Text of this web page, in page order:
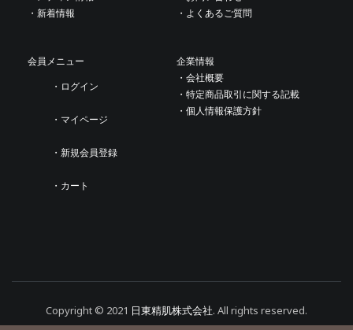
・新着情報
・よくあるご質問
会員メニュー
・ログイン
・マイページ
・新規会員登録
・カート
企業情報
・会社概要
・特定商品取引に関する記載
・個人情報保護方針
Copyright © 2021 日東精肌株式会社. All rights reserved.